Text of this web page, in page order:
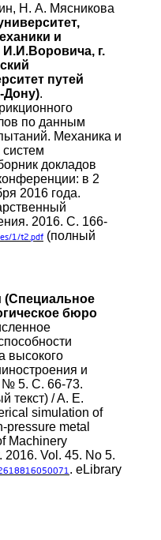
Н. А. Мясникова
и
г.
путей
Дону).
по данным
Механика и
докладов
в 2
2016 года.
2016. С. 166-
1/t2.pdf (полный
(Специальное
бюро
высокого
и
№ 5. С. 66-73.
текст) / A. E.
simulation of
pressure metal
Machinery
2016. Vol. 45. No 5.
. eLibrary